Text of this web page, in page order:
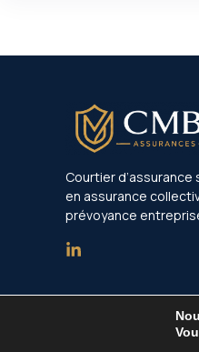
Courtier d’assurance
en assurance
prévoyance